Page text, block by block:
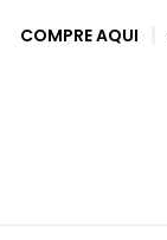
COMPRE AQUI